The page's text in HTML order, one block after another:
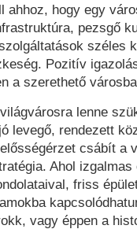
ahhoz, hogy egy
pezsgő
széles
Pozitív
a szerethető
lenne
levegő, rendezett
csábít a
Ahol izgalmas
friss
vagy éppen a